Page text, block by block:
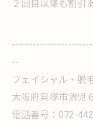
２回目以降も割引
--
フェイシャル・脱
大阪府貝塚市清児
電話番号：072-